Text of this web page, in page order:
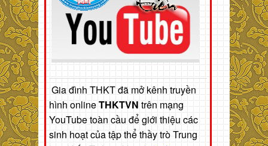
Gia đình THKT đã mở kênh truyền
hình onlineTHKTVN trên mạng
YouTube toàn cầu để giới thiệu các
sinh hoạt của tập thể thầy trò Trung